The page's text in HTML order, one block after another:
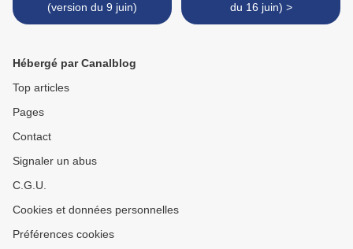
(version du 9 juin)
du 16 juin) >
Hébergé par Canalblog
Top articles
Pages
Contact
Signaler un abus
C.G.U.
Cookies et données personnelles
Préférences cookies